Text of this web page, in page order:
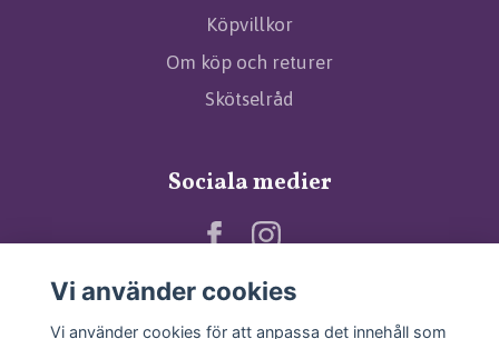
Köpvillkor
Om köp och returer
Skötselråd
Sociala medier
Vi använder cookies
Vi använder cookies för att anpassa det innehåll som